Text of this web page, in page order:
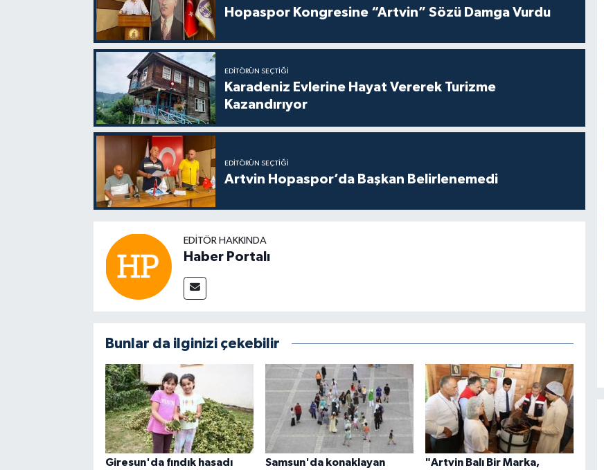
Hopaspor Kongresine “Artvin” Sözü Damga Vurdu
EDITÖRÜN SEÇTIĞI
Karadeniz Evlerine Hayat Vererek Turizme
Kazandırıyor
EDITÖRÜN SEÇTIĞI
Artvin Hopaspor’da Başkan Belirlenemedi
EDITÖR HAKKINDA
Haber Portalı
Bunlar da ilginizi çekebilir
Giresun'da fındık hasadı
Samsun'da konaklayan
"Artvin Balı Bir Marka,